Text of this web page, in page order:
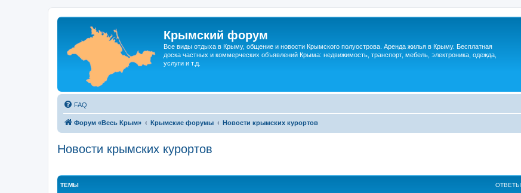
Крымский форум
Все виды отдыха в Крыму, общение и новости Крымского полуострова. Аренда жилья в Крыму. Бесплатная
доска частных и коммерческих объявлений Крыма: недвижимость, транспорт, мебель, электроника, одежда,
услуги и т.д.
FAQ
Форум «Весь Крым» Крымские форумы Новости крымских курортов
Новости крымских курортов
ТЕМЫ ОТВЕТЫ